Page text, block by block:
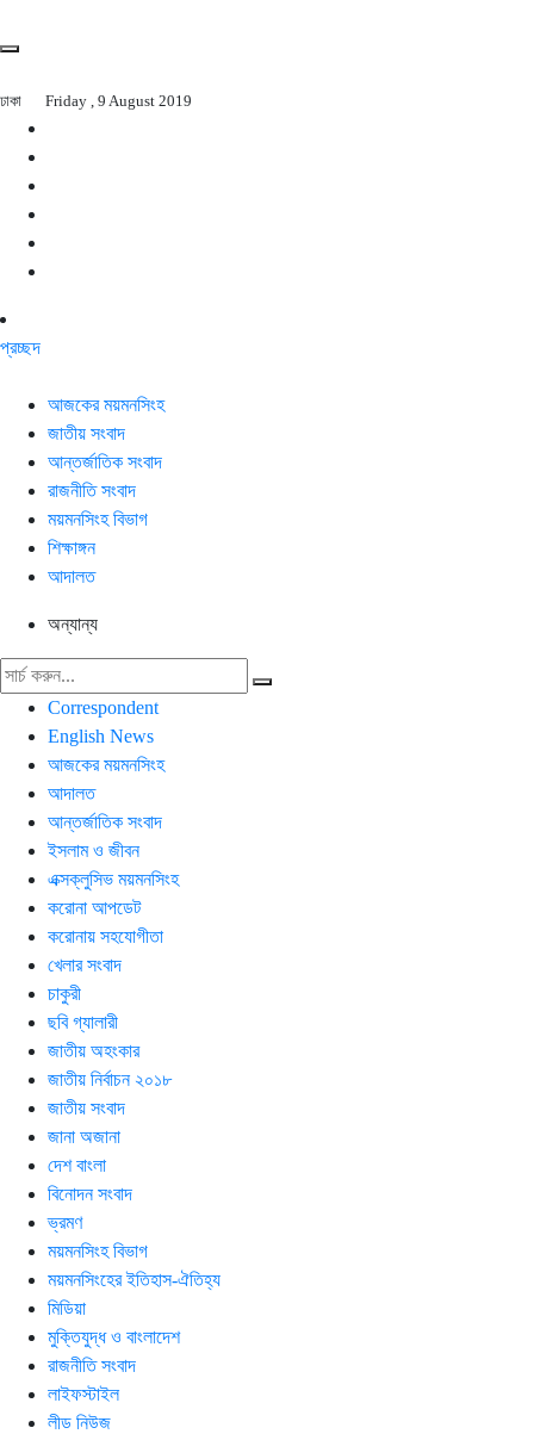
ঢাকা Friday , 9 August 2019
প্রচ্ছদ
আজকের ময়মনসিংহ
জাতীয় সংবাদ
আন্তর্জাতিক সংবাদ
রাজনীতি সংবাদ
ময়মনসিংহ বিভাগ
শিক্ষাঙ্গন
আদালত
অন্যান্য
Correspondent
English News
আজকের ময়মনসিংহ
আদালত
আন্তর্জাতিক সংবাদ
ইসলাম ও জীবন
এক্সক্লুসিভ ময়মনসিংহ
করোনা আপডেট
করোনায় সহযোগীতা
খেলার সংবাদ
চাকুরী
ছবি গ্যালারী
জাতীয় অহংকার
জাতীয় নির্বাচন ২০১৮
জাতীয় সংবাদ
জানা অজানা
দেশ বাংলা
বিনোদন সংবাদ
ভ্রমণ
ময়মনসিংহ বিভাগ
ময়মনসিংহের ইতিহাস-ঐতিহ্য
মিডিয়া
মুক্তিযুদ্ধ ও বাংলাদেশ
রাজনীতি সংবাদ
লাইফস্টাইল
লীড নিউজ